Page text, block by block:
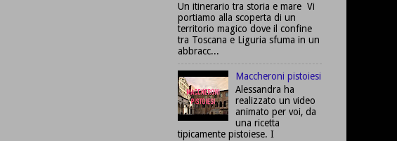
Un itinerario tra storia e mare Vi
portiamo alla scoperta di un
territorio magico dove il confine
tra Toscana e Liguria sfuma in un
abbracc...
Maccheroni pistoiesi
Alessandra ha
realizzato un video
animato per voi, da
una ricetta
tipicamente pistoiese. I